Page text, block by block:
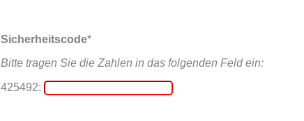
Sicherheitscode*
Bitte tragen Sie die Zahlen in das folgenden Feld ein:
425492: